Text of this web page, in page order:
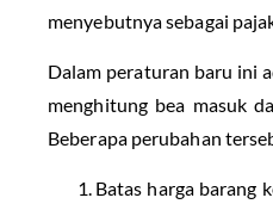
menyebutnya sebagai
Dalam peraturan baru ini
menghitung bea masuk
Beberapa perubahan
Batas harga barang